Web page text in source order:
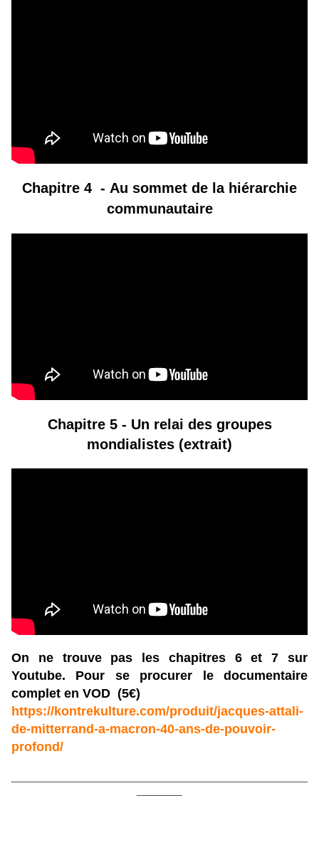
Chapitre 4 - Au sommet de la hiérarchie
communautaire
Chapitre 5 - Un relai des groupes
mondialistes (extrait)
On ne trouve pas les chapitres 6 et 7 sur
Youtube. Pour se procurer le documentaire
complet en VOD (5€)
https://kontrekulture.com/produit/jacques-attali-
de-mitterrand-a-macron-40-ans-de-pouvoir-
profond/